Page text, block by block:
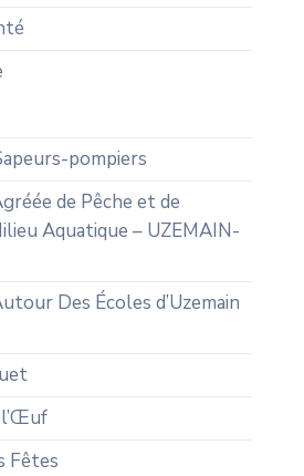
pompiers
de Pêche et de
Aquatique – UZEMAIN-
Des Écoles d’Uzemain
l’Œuf
Fêtes